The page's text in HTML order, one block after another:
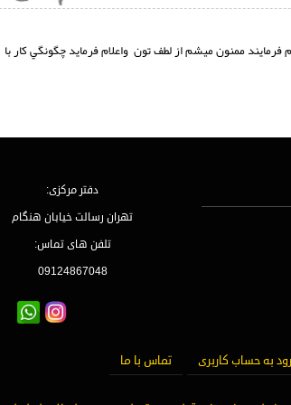
دفتر مرکزی:
تهران رسالت خیابان هنگام
تلفن های تماس:
09124867048
به حساب کاربری تماس با ما